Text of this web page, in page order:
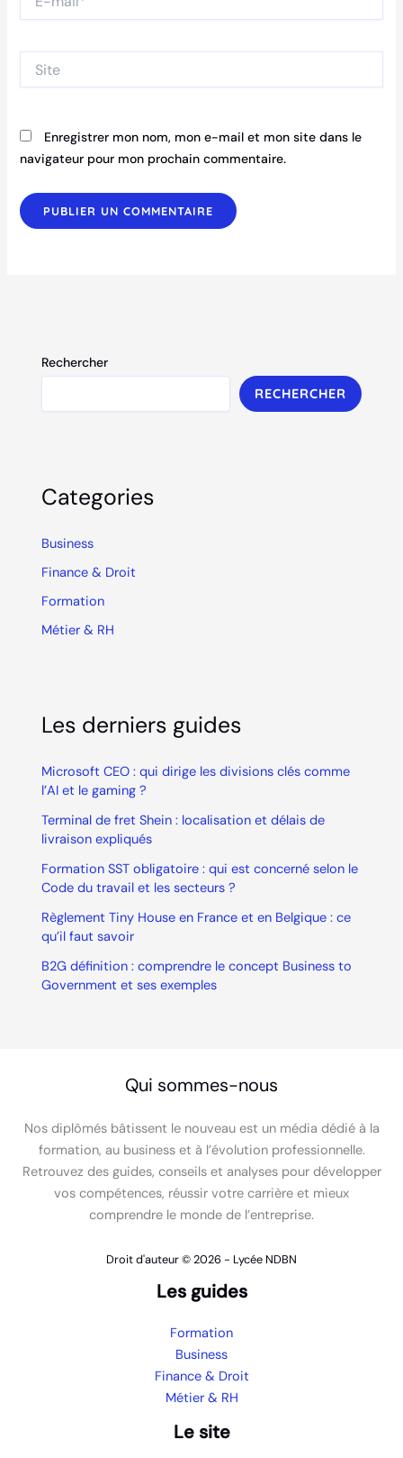
mail*
Enregistrer mon nom, mon e-mail et mon site dans le
navigateur pour mon prochain commentaire.
Rechercher
RECHERCHER
Categories
Business
Finance & Droit
Formation
Métier & RH
Les derniers guides
Microsoft CEO : qui dirige les divisions clés comme
l’AI et le gaming ?
Terminal de fret Shein : localisation et délais de
livraison expliqués
Formation SST obligatoire : qui est concerné selon le
Code du travail et les secteurs ?
Règlement Tiny House en France et en Belgique : ce
qu’il faut savoir
B2G définition : comprendre le concept Business to
Government et ses exemples
Qui sommes-nous
Nos diplômés bâtissent le nouveau est un média dédié à la
formation, au business et à l’évolution professionnelle.
Retrouvez des guides, conseils et analyses pour développer
vos compétences, réussir votre carrière et mieux
comprendre le monde de l’entreprise.
Droit d'auteur © 2026 - Lycée NDBN
Les guides
Formation
Business
Finance & Droit
Métier & RH
Le site